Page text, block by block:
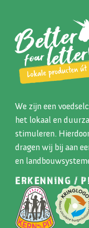
We zijn een
het lokaal en
stimuleren.
dragen wij bij aan
en
ERKENNING /